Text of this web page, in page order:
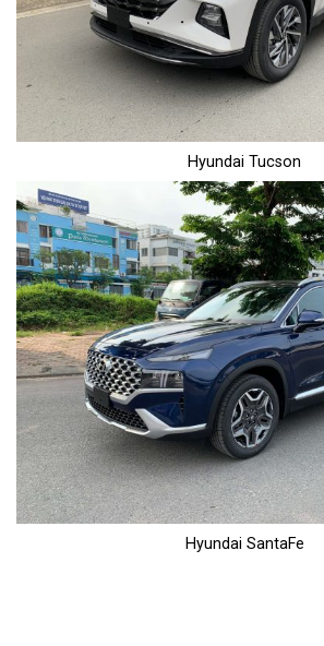
Hyundai Tucson
Hyundai SantaFe